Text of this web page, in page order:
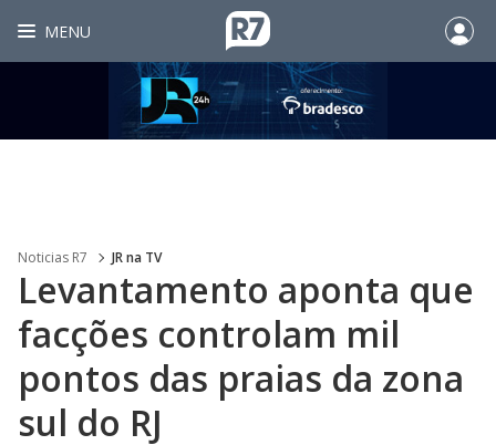
MENU
Noticias R7 JR na TV
Levantamento aponta que
facções controlam mil
pontos das praias da zona
sul do RJ